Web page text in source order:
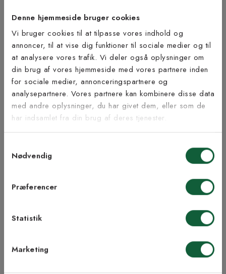
Denne hjemmeside bruger cookies
Vi bruger cookies til at tilpasse vores indhold og
annoncer, til at vise dig funktioner til sociale medier og til
at analysere vores trafik. Vi deler også oplysninger om
din brug af vores hjemmeside med vores partnere inden
for sociale medier, annonceringspartnere og
analysepartnere. Vores partnere kan kombinere disse data
med andre oplysninger, du har givet dem, eller som de
har indsamlet fra din brug af deres tjenester.
Nødvendig
Præferencer
Statistik
Marketing
OBS!Kantning ændrer ikke på målene for de tæpper, der er
bestilt efter egne mål.
Bæredygtighed
Inspiration fra @kilandsofficial
Tilmeld dig vores
nyhedsbrev
Vær blandt de første til at modtage vores tilbud,
tips og nyheder.
modtage nyhedsbreve fra Kilands